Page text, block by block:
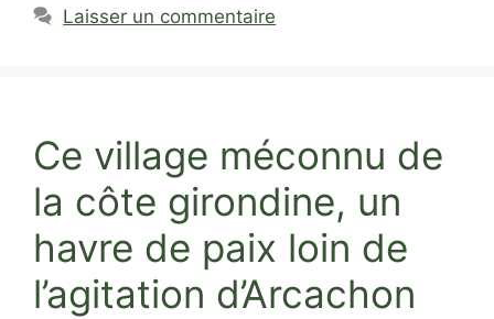
Laisser un commentaire
Ce village méconnu de
la côte girondine, un
havre de paix loin de
l’agitation d’Arcachon